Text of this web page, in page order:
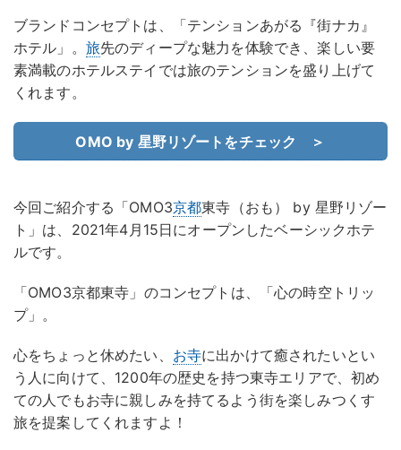
ブランドコンセプトは、「テンションあがる『街ナカ』
ホテル」。 旅先のディープな魅力を体験でき、楽しい要
素満載のホテルステイでは旅のテンションを盛り上げて
くれます。
OMO by 星野リゾートをチェック ＞
今回ご紹介する「OMO3京都東寺（おも） by 星野リゾー
ト」は、2021年4月15日にオープンしたベーシックホテ
ルです。
「OMO3京都東寺」のコンセプトは、「心の時空トリッ
プ」。
心をちょっと休めたい、 お寺に出かけて癒されたいとい
う人に向けて、1200年の歴史を持つ東寺エリアで、初め
ての人でもお寺に親しみを持てるよう街を楽しみつくす
旅を提案してくれますよ！